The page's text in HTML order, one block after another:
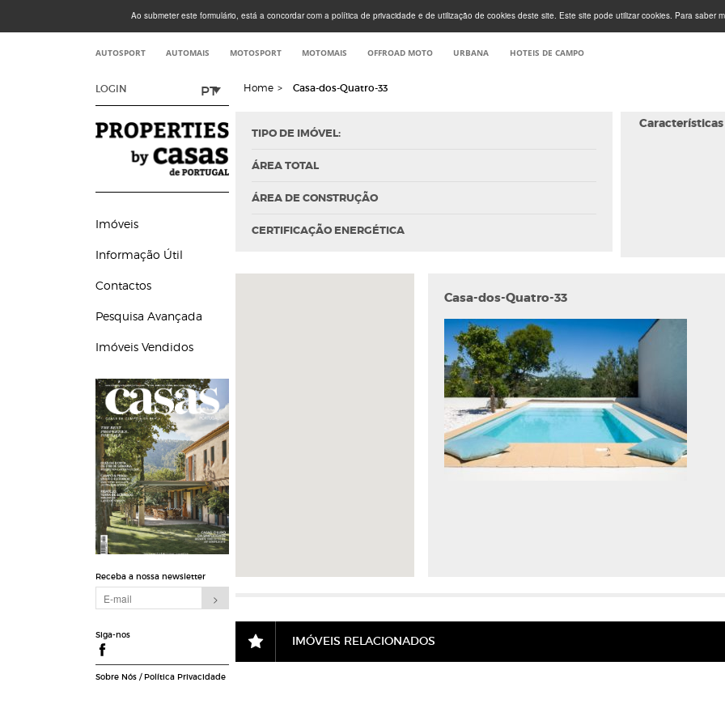
Ao submeter este formulário, está a concordar com a política de privacidade e de utilização de cookies deste site. Este site pode utilizar cookies. Para saber
AUTOSPORT AUTOMAIS MOTOSPORT MOTOMAIS OFFROAD MOTO URBANA HOTEIS DE CAMPO
LOGIN PT
Imóveis
Informação Útil
Contactos
Pesquisa Avançada
Imóveis Vendidos
Receba a nossa newsletter
Siga-nos
Sobre Nós/ Política Privacidade
Home > Casa-dos-Quatro-33
TIPO DE IMÓVEL:
ÁREA TOTAL
ÁREA DE CONSTRUÇÃO
CERTIFICAÇÃO ENERGÉTICA
Características
Casa-dos-Quatro-33
IMÓVEIS RELACIONADOS